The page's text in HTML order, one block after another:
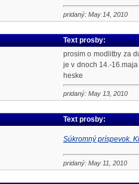
pridaný: May 14, 2010
Text prosby:
prosim o modlitby za
je v dnoch 14.-
heske
pridaný: May 13, 2010
Text prosby:
Súkromný príspevok.
pridaný: May 11, 2010